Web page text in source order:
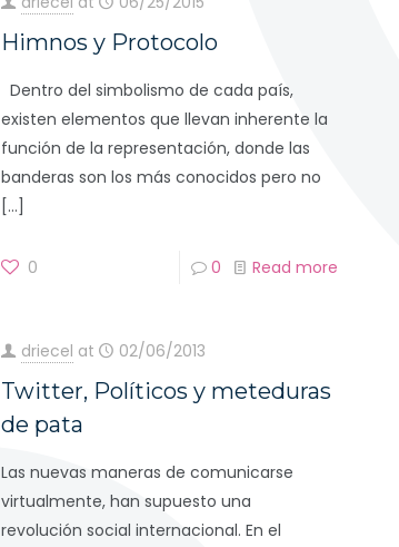
Himnos y Protocolo
Dentro del simbolismo de cada país,
existen elementos que llevan inherente la
función de la representación, donde las
banderas son los más conocidos pero no
[…]
0 0 Read more
driecel at 02/06/2013
Twitter, Políticos y meteduras
de pata
Las nuevas maneras de comunicarse
virtualmente, han supuesto una
revolución social internacional. En el